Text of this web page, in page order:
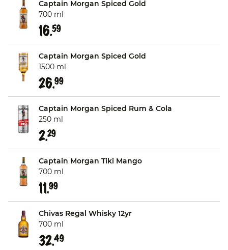
Captain Morgan Spiced Gold
700 ml
16.59
Captain Morgan Spiced Gold
1500 ml
26.99
Captain Morgan Spiced Rum & Cola
250 ml
2.29
Captain Morgan Tiki Mango
700 ml
11.99
Chivas Regal Whisky 12yr
700 ml
32.49